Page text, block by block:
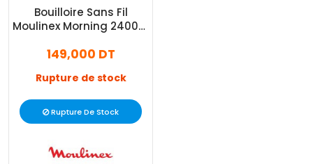
Bouilloire Sans Fil
Moulinex Morning 2400W
149,000 DT
Rupture de stock
Rupture De Stock